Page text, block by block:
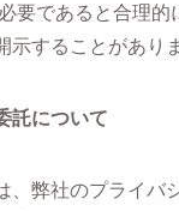
要であると合理的
示することがあり
託について
、弊社のプライバ